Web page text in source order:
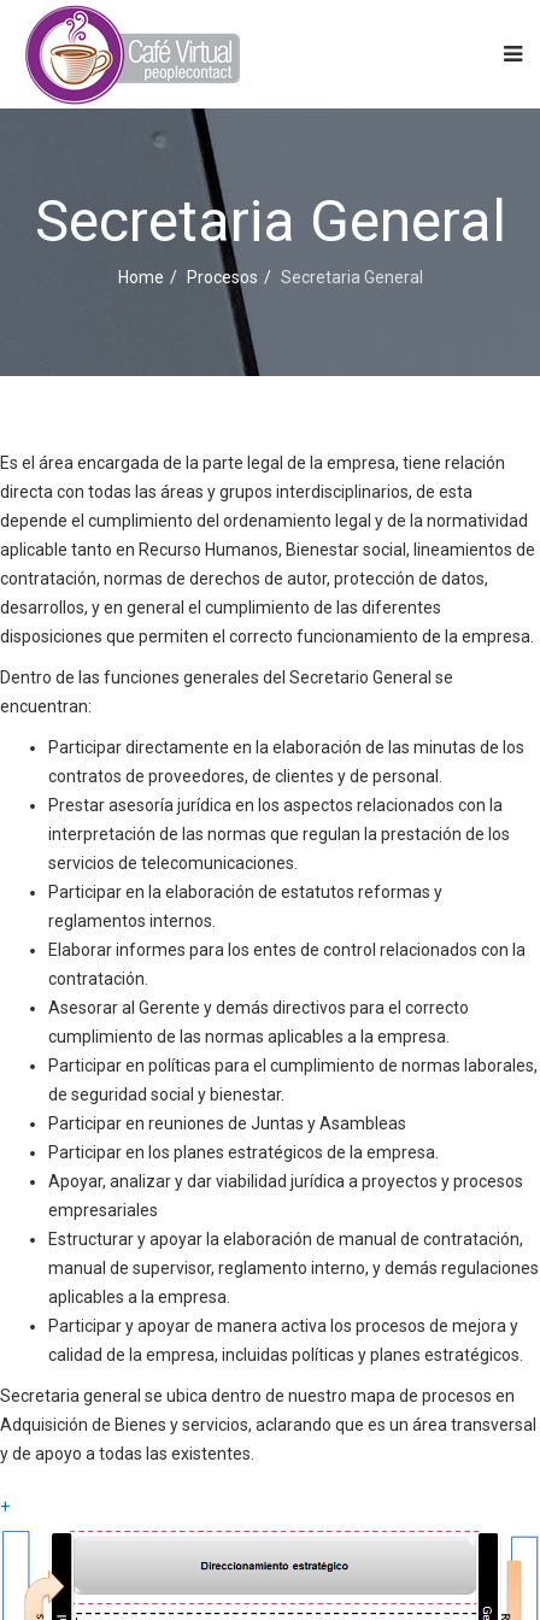
Secretaria General
Home Procesos Secretaria General
Es el área encargada de la parte legal de la empresa, tiene relación
directa con todas las áreas y grupos interdisciplinarios, de esta
depende el cumplimiento del ordenamiento legal y de la normatividad
aplicable tanto en Recurso Humanos, Bienestar social, lineamientos de
contratación, normas de derechos de autor, protección de datos,
desarrollos, y en general el cumplimiento de las diferentes
disposiciones que permiten el correcto funcionamiento de la empresa.
Dentro de las funciones generales del Secretario General se
encuentran:
Participar directamente en la elaboración de las minutas de los
contratos de proveedores, de clientes y de personal.
Prestar asesoría jurídica en los aspectos relacionados con la
interpretación de las normas que regulan la prestación de los
servicios de telecomunicaciones.
Participar en la elaboración de estatutos reformas y
reglamentos internos.
Elaborar informes para los entes de control relacionados con la
contratación.
Asesorar al Gerente y demás directivos para el correcto
cumplimiento de las normas aplicables a la empresa.
Participar en políticas para el cumplimiento de normas laborales,
de seguridad social y bienestar.
Participar en reuniones de Juntas y Asambleas
Participar en los planes estratégicos de la empresa.
Apoyar, analizar y dar viabilidad jurídica a proyectos y procesos
empresariales
Estructurar y apoyar la elaboración de manual de contratación,
manual de supervisor, reglamento interno, y demás regulaciones
aplicables a la empresa.
Participar y apoyar de manera activa los procesos de mejora y
calidad de la empresa, incluidas políticas y planes estratégicos.
Secretaria general se ubica dentro de nuestro mapa de procesos en
Adquisición de Bienes y servicios, aclarando que es un área transversal
y de apoyo a todas las existentes.
+